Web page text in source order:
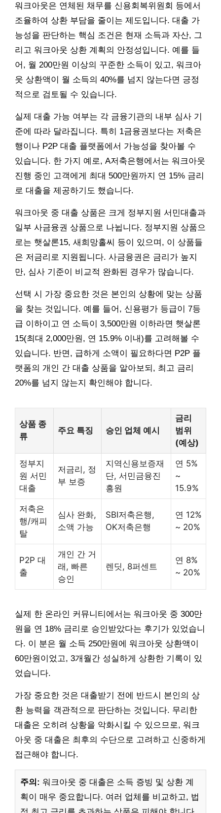
워크아웃은 연체된 채무를 신용회복위원회 등에서
조율하여 상환 부담을 줄이는 제도입니다. 대출 가
능성을 판단하는 핵심 조건은 현재 소득과 자산, 그
리고 워크아웃 상환 계획의 안정성입니다. 예를 들
어, 월 200만원 이상의 꾸준한 소득이 있고, 워크아
웃 상환액이 월 소득의 40%를 넘지 않는다면 긍정
적으로 검토될 수 있습니다.
실제 대출 가능 여부는 각 금융기관의 내부 심사 기
준에 따라 달라집니다. 특히 1금융권보다는 저축은
행이나 P2P 대출 플랫폼에서 가능성을 찾아볼 수
있습니다. 한 가지 예로, A저축은행에서는 워크아웃
진행 중인 고객에게 최대 500만원까지 연 15% 금리
로 대출을 제공하기도 했습니다.
워크아웃 중 대출 상품은 크게 정부지원 서민대출과
일부 사금융권 상품으로 나뉩니다. 정부지원 상품으
로는 햇살론15, 새희망홀씨 등이 있으며, 이 상품들
은 저금리로 지원됩니다. 사금융권은 금리가 높지
만, 심사 기준이 비교적 완화된 경우가 많습니다.
선택 시 가장 중요한 것은 본인의 상황에 맞는 상품
을 찾는 것입니다. 예를 들어, 신용평가 등급이 7등
급 이하이고 연 소득이 3,500만원 이하라면 햇살론
15(최대 2,000만원, 연 15.9% 이내)를 고려해볼 수
있습니다. 반면, 급하게 소액이 필요하다면 P2P 플
랫폼의 개인 간 대출 상품을 알아보되, 최고 금리
20%를 넘지 않는지 확인해야 합니다.
상품 종
류
주요 특징 승인 업체 예시
금리
범위
(예상)
정부지
원 서민
대출
저금리, 정
부 보증
지역신용보증재
단, 서민금융진
흥원
연 5%
~
15.9%
저축은
행/캐피
탈
심사 완화,
소액 가능
SBI저축은행,
OK저축은행
연 12%
~ 20%
P2P 대
출
개인 간 거
래, 빠른
승인
렌딧, 8퍼센트
연 8%
~ 20%
실제 한 온라인 커뮤니티에서는 워크아웃 중 300만
원을 연 18% 금리로 승인받았다는 후기가 있었습니
다. 이 분은 월 소득 250만원에 워크아웃 상환액이
60만원이었고, 3개월간 성실하게 상환한 기록이 있
었습니다.
가장 중요한 것은 대출받기 전에 반드시 본인의 상
환 능력을 객관적으로 판단하는 것입니다. 무리한
대출은 오히려 상황을 악화시킬 수 있으므로, 워크
아웃 중 대출은 최후의 수단으로 고려하고 신중하게
접근해야 합니다.
주의: 워크아웃 중 대출은 소득 증빙 및 상환 계
획이 매우 중요합니다. 여러 업체를 비교하고, 법